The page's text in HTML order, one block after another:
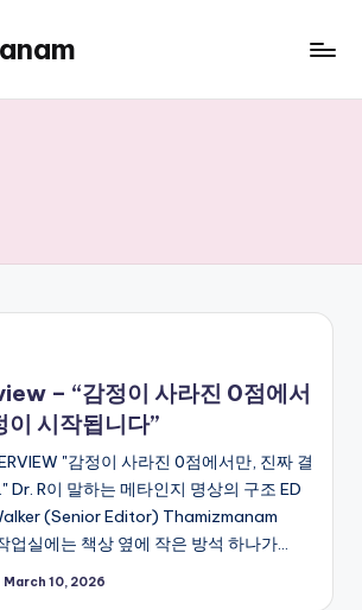
– “감정이 사라진 0점에서
이 시작됩니다”
"감정이 사라진 0점에서만, 진짜 결
Dr. R이 말하는 메타인지 명상의 구조 ED
(Senior Editor) Thamizmanam
업실에는 책상 옆에 작은 방석 하나가…
March 10, 2026